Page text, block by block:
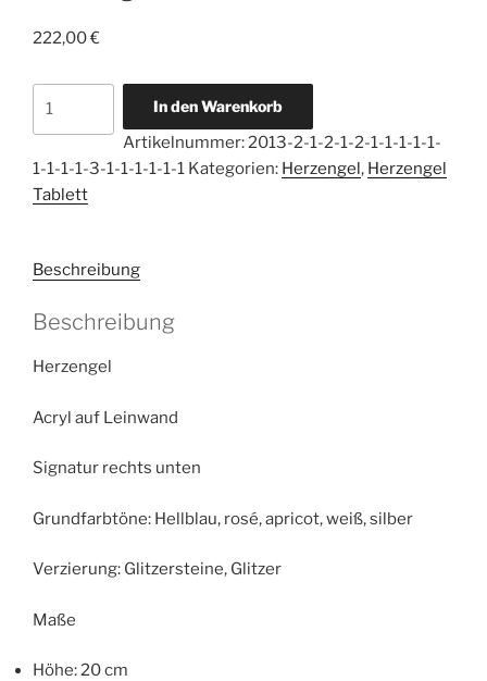
222,00€
Menge
In den Warenkorb
Artikelnummer: 2013-2-1-2-1-2-1-1-1-1-1-
1-1-1-1-3-1-1-1-1-1-1 Kategorien: Herzengel, Herzengel
Tablett
Beschreibung
Beschreibung
Herzengel
Acryl auf Leinwand
Signatur rechts unten
Grundfarbtöne: Hellblau, rosé, apricot, weiß, silber
Verzierung: Glitzersteine, Glitzer
Maße
Höhe: 20 cm